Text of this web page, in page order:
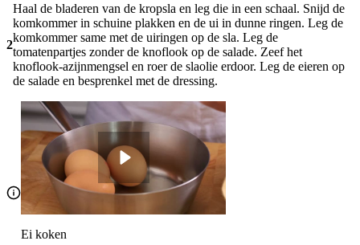
2
Haal de bladeren van de kropsla en leg die in een schaal. Snijd de
komkommer in schuine plakken en de ui in dunne ringen. Leg de
komkommer same met de uiringen op de sla. Leg de
tomatenpartjes zonder de knoflook op de salade. Zeef het
knoflook-azijnmengsel en roer de slaolie erdoor. Leg de eieren op
de salade en besprenkel met de dressing.
Ei koken